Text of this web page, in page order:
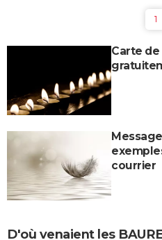
COPAINS D'AVANT
S'inscrire
Se connecter
Lycées
Collèges
Primaires
Universités
Entreprises
Service militaire
Avis de recherche
AVIS DE DÉCÈS
Bricolage
Lifestyle
Culture
Television
Voyage
1
Carte
courrier
D'où venaient les